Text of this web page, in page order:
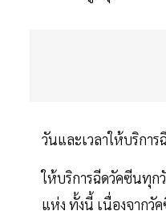
วันและเวลาให้บริกา
ให้บริการฉีดวัคซีนทุก
แห่ง ทั้งนี้ เนื่องจากวั